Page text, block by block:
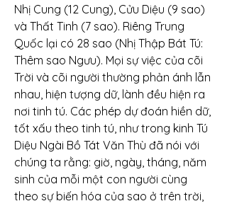
Nhị Cung (12 Cung), Cửu Diệu (9 sao)
và Thất Tinh (7 sao). Riêng Trung
Quốc lại có 28 sao (Nhị Thập Bát Tú:
Thêm sao Ngưu). Mọi sự việc của cõi
Trời và cõi người thường phản ánh lẫn
nhau, hiện tượng dữ, lành đều hiện ra
nơi tinh tú. Các phép dự đoán hiền dữ,
tốt xấu theo tinh tú, như trong kinh Tú
Diệu Ngài Bồ Tát Văn Thù đã nói với
chúng ta rằng: giờ, ngày, tháng, năm
sinh của mỗi một con người cùng
theo sự biến hóa của sao ở trên trời,